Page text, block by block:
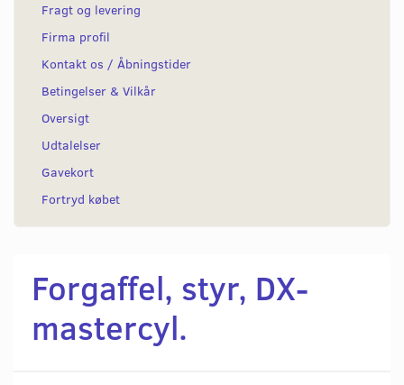
Fragt og levering
Firma profil
Kontakt os / Åbningstider
Betingelser & Vilkår
Oversigt
Udtalelser
Gavekort
Fortryd købet
Forgaffel, styr, DX-
mastercyl.